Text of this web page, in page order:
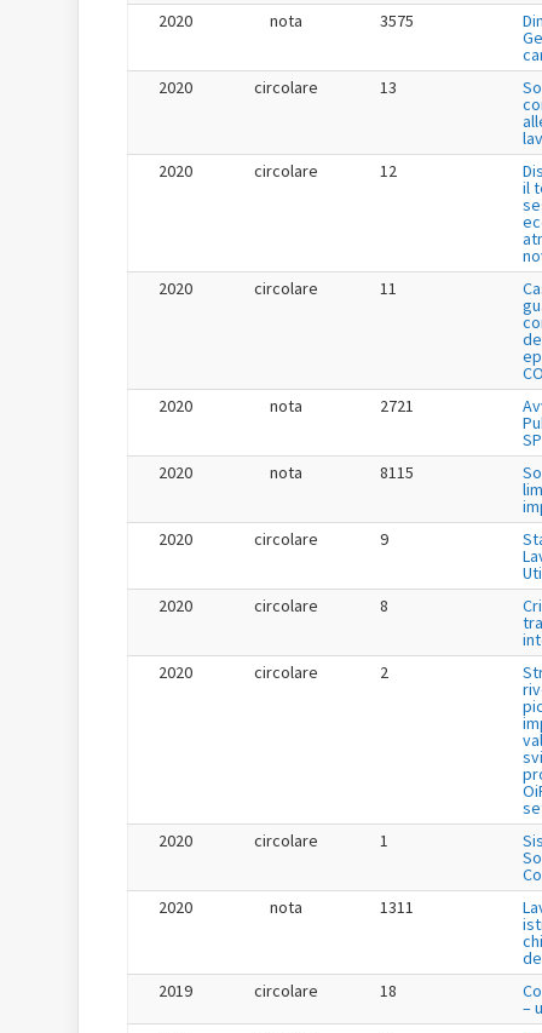
2020
nota 3575
2020
circolare 13
2020
circolare 12
il
2020
circolare 11
2020
nota 2721
2020
nota 8115
2020
circolare 9
2020
circolare 8
2020
circolare 2
2020
circolare 1
2020
nota 1311
2019
circolare 18
–